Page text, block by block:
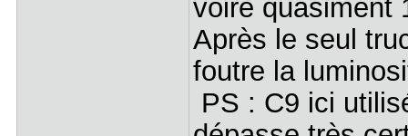
voire quasiment
Après le seul
foutre la
PS : C9 ici